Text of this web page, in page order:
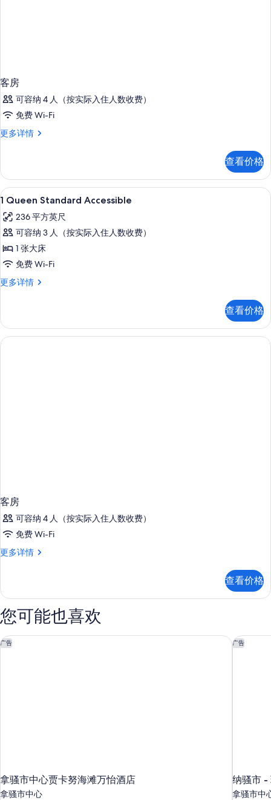
客房
可容纳 4 人（按实际入住人数收费）
免费 Wi-Fi
更多详情
客
信
息
查看价格
显
示
1
Queen
Standard
Accessible
的
照
片
客房内保险箱、办公桌、笔记本电脑
2
1 Queen Standard Accessible
236 平方英尺
可容纳 3 人（按实际入住人数收费）
1 张大床
免费 Wi-Fi
更多详情
1
更
多
信
查看价格
客房
可容纳 4 人（按实际入住人数收费）
免费 Wi-Fi
更多详情
客
信
息
查看价格
您可能也喜欢
广告
拿骚市中心贾卡努海滩万怡酒店
拿骚市中心
拿骚市中心贾卡努海滩万怡酒店 广告
纳骚市 -
拿骚市中
纳骚市 -